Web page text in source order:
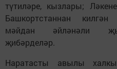
түтиләре, кызлары;
Башкортстаннан
мәйдан әйләнәли
җибәрделәр.
Наратасты авылы